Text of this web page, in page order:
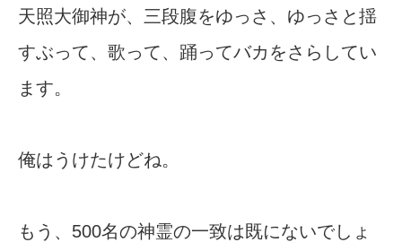
天照大御神が、三段腹をゆっさ、ゆっさと揺
すぶって、歌って、踊ってバカをさらしてい
ます。
俺はうけたけどね。
もう、500名の神霊の一致は既にないでしょ